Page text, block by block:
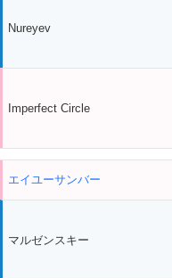
Nureyev
Imperfect Circle
エイユーサンバー
マルゼンスキー